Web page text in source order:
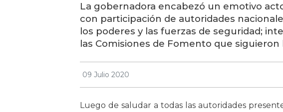
La gobernadora encabezó un emotivo
con participación de autoridades
los poderes y las fuerzas de seguridad;
las Comisiones de Fomento que
09 Julio 2020
Luego de saludar a todas las autoridades